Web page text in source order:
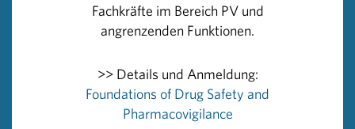
Einen Überblick über diese zertifizierten und damit
sicheren Versand-Apotheken bietet die Website des
https://www.basg.gv.at/konsumentinnen/arzneimittel-
im-internet/versandapotheken.
Fachkräfte im Bereich PV und
angrenzenden Funktionen.
>> Details und Anmeldung:
Foundations of Drug Safety and
Pharmacovigilance